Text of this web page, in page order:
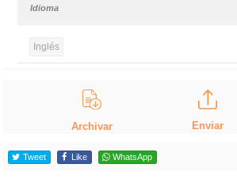
Idioma
Inglés
Archivar Enviar
Tweet Like WhatsApp